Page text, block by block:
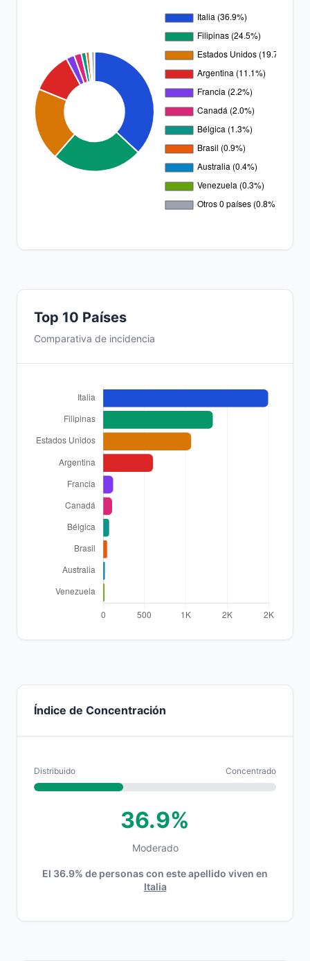
Top 10 Países
Comparativa de incidencia
Índice de Concentración
Distribuido Concentrado
36.9%
Moderado
El 36.9% de personas con este apellido viven en
Italia